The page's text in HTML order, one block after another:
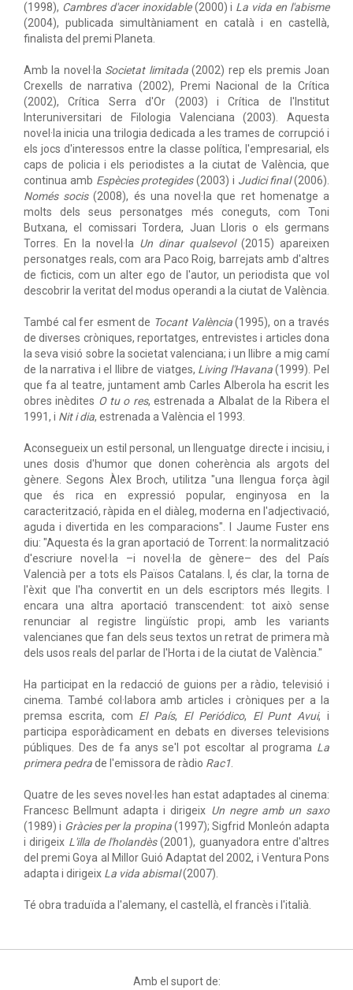
(1998), Cambres d'acer inoxidable(2000) i La vida en l'abisme
(2004), publicada simultàniament en català i en castellà,
finalista del premi Planeta.
Amb la novel·la Societat limitada(2002) rep els premis Joan
Crexells de narrativa (2002), Premi Nacional de la Crítica
(2002), Crítica Serra d'Or (2003) i Crítica de l'Institut
Interuniversitari de Filologia Valenciana (2003). Aquesta
novel·la inicia una trilogia dedicada a les trames de corrupció i
els jocs d'interessos entre la classe política, l'empresarial, els
caps de policia i els periodistes a la ciutat de València, que
continua amb Espècies protegides(2003) i Judici final(2006).
Només socis(2008), és una novel·la que ret homenatge a
molts dels seus personatges més coneguts, com Toni
Butxana, el comissari Tordera, Juan Lloris o els germans
Torres. En la novel·la Un dinar qualsevol(2015) apareixen
personatges reals, com ara Paco Roig, barrejats amb d'altres
de ficticis, com un alter ego de l'autor, un periodista que vol
descobrir la veritat del modus operandi a la ciutat de València.
També cal fer esment de Tocant València(1995), on a través
de diverses cròniques, reportatges, entrevistes i articles dona
la seva visió sobre la societat valenciana; i un llibre a mig camí
de la narrativa i el llibre de viatges, Living l'Havana(1999). Pel
que fa al teatre, juntament amb Carles Alberola ha escrit les
obres inèdites O tu o res, estrenada a Albalat de la Ribera el
1991, i Nit i dia, estrenada a València el 1993.
Aconsegueix un estil personal, un llenguatge directe i incisiu, i
unes dosis d'humor que donen coherència als argots del
gènere. Segons Àlex Broch, utilitza "una llengua força àgil
que és rica en expressió popular, enginyosa en la
caracterització, ràpida en el diàleg, moderna en l'adjectivació,
aguda i divertida en les comparacions". I Jaume Fuster ens
diu: "Aquesta és la gran aportació de Torrent: la normalització
d'escriure novel·la –i novel·la de gènere– des del País
Valencià per a tots els Països Catalans. I, és clar, la torna de
l'èxit que l'ha convertit en un dels escriptors més llegits. I
encara una altra aportació transcendent: tot això sense
renunciar al registre lingüístic propi, amb les variants
valencianes que fan dels seus textos un retrat de primera mà
dels usos reals del parlar de l'Horta i de la ciutat de València."
Ha participat en la redacció de guions per a ràdio, televisió i
cinema. També col·labora amb articles i cròniques per a la
premsa escrita, com El País, El Periódico, El Punt Avui, i
participa esporàdicament en debats en diverses televisions
públiques. Des de fa anys se'l pot escoltar al programa La
primera pedrade l'emissora de ràdio Rac1
Quatre de les seves novel·les han estat adaptades al cinema:
Francesc Bellmunt adapta i dirigeix Un negre amb un saxo
(1989) i Gràcies per la propina(1997); Sigfrid Monleón adapta
i dirigeix L'illa de l'holandès(2001), guanyadora entre d'altres
del premi Goya al Millor Guió Adaptat del 2002, i Ventura Pons
adapta i dirigeix La vida abismal(2007).
Té obra traduïda a l'alemany, el castellà, el francès i l'italià.
Amb el suport de: